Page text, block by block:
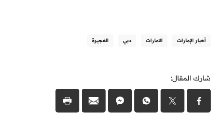
أخبار الإمارات الامارات دبي الفجيرة
شارك المقال: